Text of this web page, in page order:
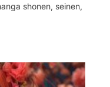
shonen, seinen,